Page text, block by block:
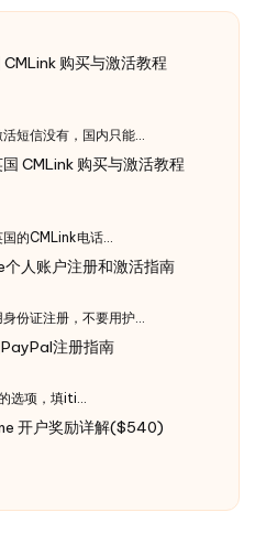
CMLink 购买与激活教程
短信没有，国内只能…
CMLink 购买与激活教程
国的CMLink电话…
个人账户注册和激活指南
份证注册，不要用护…
注册指南
选项，填iti…
开户奖励详解($540)